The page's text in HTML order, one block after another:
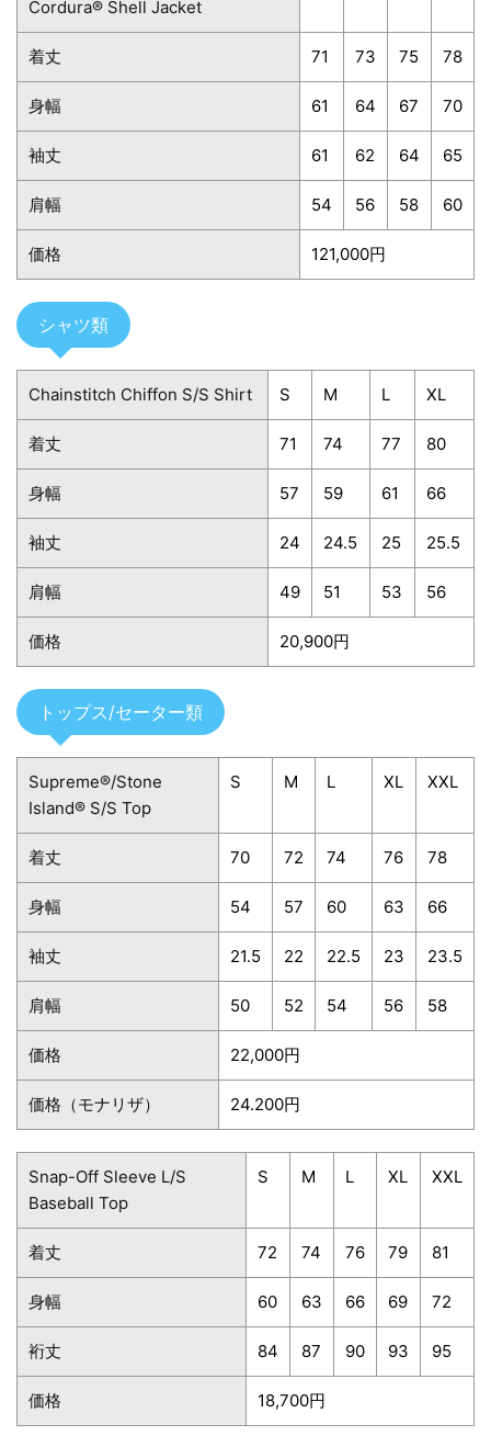
Cordura® Shell Jacket
着丈 71 73 75 78
身幅 61 64 67 70
袖丈 61 62 64 65
肩幅 54 56 58 60
価格 121,000円
シャツ類
Chainstitch Chiffon S/S Shirt S M L XL
着丈 71 74 77 80
身幅 57 59 61 66
袖丈 24 24.5 25 25.5
肩幅 49 51 53 56
価格 20,900円
トップス/セーター類
Supreme®/Stone
Island® S/S Top
S M L XL XXL
着丈 70 72 74 76 78
身幅 54 57 60 63 66
袖丈 21.5 22 22.5 23 23.5
肩幅 50 52 54 56 58
価格 22,000円
価格（モナリザ） 24.200円
Snap-Off Sleeve L/S
Baseball Top
S M L XL XXL
着丈 72 74 76 79 81
身幅 60 63 66 69 72
裄丈 84 87 90 93 95
価格 18,700円